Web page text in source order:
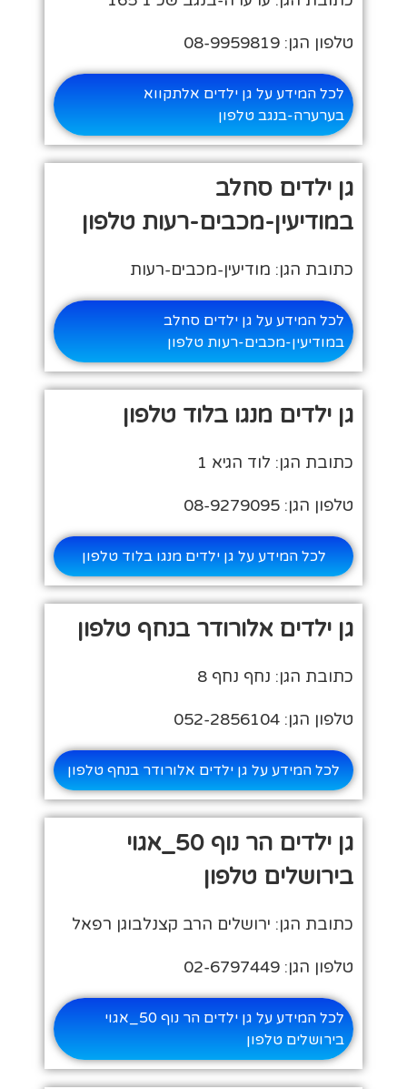
טלפון הגן: 08-9959819
לכל המידע על גן ילדים אלתקווא
בערערה-בנגב טלפון
גן ילדים סחלב
במודיעין-מכבים-רעות טלפון
כתובת הגן: מודיעין-מכבים-רעות
לכל המידע על גן ילדים סחלב
במודיעין-מכבים-רעות טלפון
גן ילדים מנגו בלוד טלפון
כתובת הגן: לוד הגיא 1
טלפון הגן: 08-9279095
לכל המידע על גן ילדים מנגו בלוד טלפון
גן ילדים אלורודר בנחף טלפון
כתובת הגן: נחף נחף 8
טלפון הגן: 052-2856104
לכל המידע על גן ילדים אלורודר בנחף טלפון
גן ילדים הר נוף 50_אגוי
בירושלים טלפון
כתובת הגן: ירושלים הרב קצנלבוגן רפאל
טלפון הגן: 02-6797449
לכל המידע על גן ילדים הר נוף 50_אגוי
בירושלים טלפון